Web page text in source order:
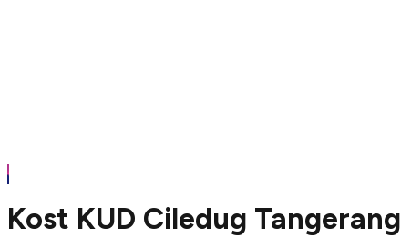
Kost KUD Ciledug Tangerang